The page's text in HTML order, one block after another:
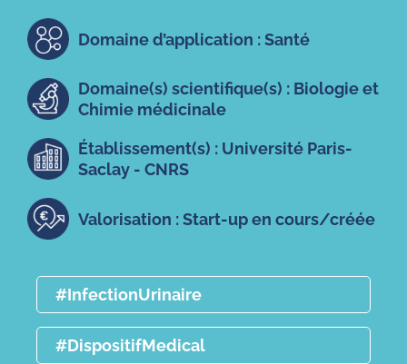
Domaine d’application : Santé
Domaine(s) scientifique(s) : Biologie et
Chimie médicinale
Établissement(s) : Université Paris-
Saclay - CNRS
Valorisation : Start-up en cours/créée
#InfectionUrinaire
#DispositifMedical